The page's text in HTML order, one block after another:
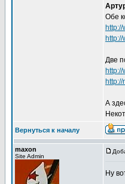
Обе
Две
А
Вернуться к началу
maxon
Site Admin
Ну